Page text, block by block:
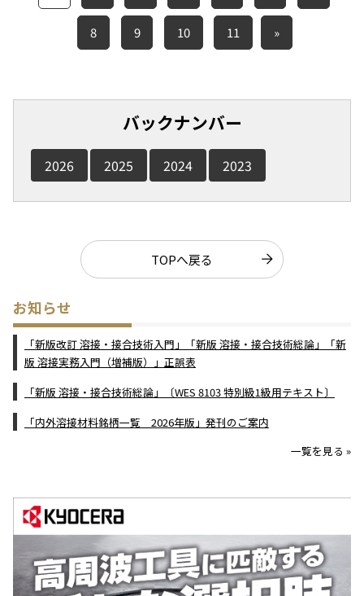
8 9 10 11 »
バックナンバー
2026 2025 2024 2023
TOPへ戻る
お知らせ
「新版改訂 溶接・接合技術入門」「新版 溶接・接合技術総論」「新
版 溶接実務入門（増補版）」正誤表
「新版 溶接・接合技術総論」〔WES 8103 特別級1級用テキスト〕
「内外溶接材料銘柄一覧 2026年版」発刊のご案内
一覧を見る »